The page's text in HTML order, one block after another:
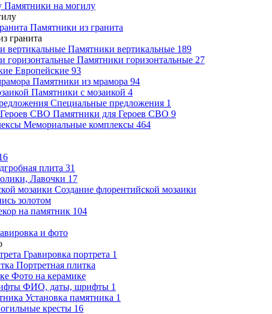
Памятники на могилу
Памятники из гранита
гранита
Памятники вертикальные 189
Памятники горизонтальные 27
Европейские 93
Памятники из мрамора 94
Памятники с мозаикой 4
Специальные предложения 1
Памятники для Героев СВО 9
Мемориальные комплексы 464
плита 31
Лавочки 17
Создание флорентийской мозаики
золотом
на памятник 104
и фото
Гравировка портрета 1
Портретная плитка
Фото на керамике
ФИО, даты, шрифты 1
Установка памятника 1
кресты 16